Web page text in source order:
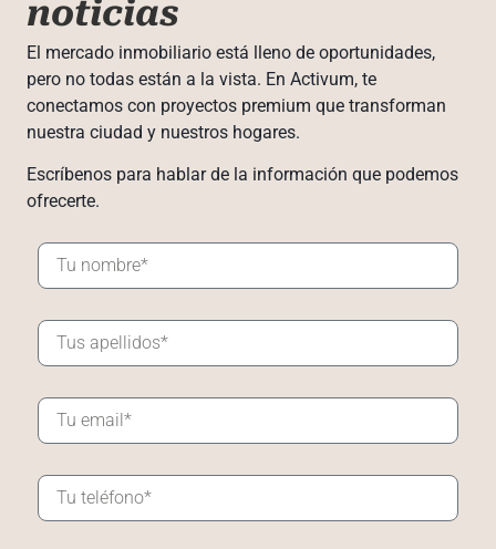
noticias
El mercado inmobiliario está lleno de oportunidades,
pero no todas están a la vista. En Activum, te
conectamos con proyectos premium que transforman
nuestra ciudad y nuestros hogares.
Escríbenos para hablar de la información que podemos
ofrecerte.